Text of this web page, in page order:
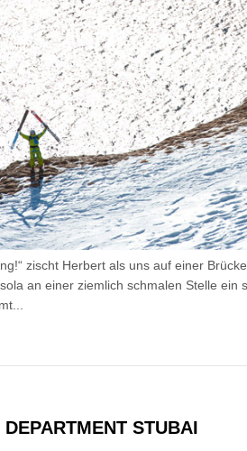
zischt Herbert als uns auf einer
an einer ziemlich schmalen Stelle ein
DEPARTMENT STUBAI